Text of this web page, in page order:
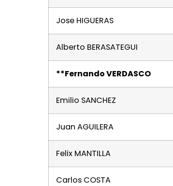
Jose HIGUERAS
Alberto BERASATEGUI
**Fernando VERDASCO
Emilio SANCHEZ
Juan AGUILERA
Felix MANTILLA
Carlos COSTA